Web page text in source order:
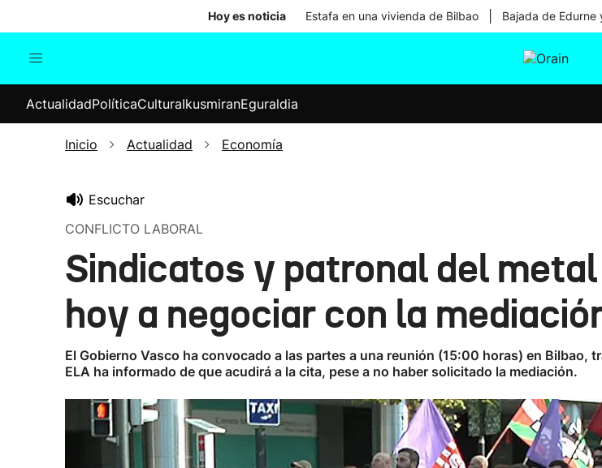
Hoy es noticia Estafa en una vivienda de Bilbao Bajada de Edurne
Internacional
Elecciones
ActualidadPolíticaCulturaIkusmiranEguraldia
Inicio Actualidad Economía
Escuchar
CONFLICTO LABORAL
Sindicatos y patronal del
hoy a negociar con la
El Gobierno Vasco ha convocado a las partes a una reunión (15:00 horas) en Bilbao,
ELA ha informado de que acudirá a la cita, pese a no haber solicitado la mediación.